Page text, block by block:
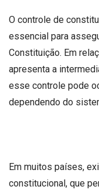
O controle de
essencial para
Constituição. Em
apresenta a
esse controle pode
dependendo do
Em muitos países,
constitucional, que